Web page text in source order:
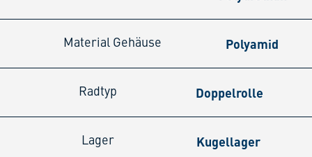
Material Gehäuse Polyamid
Radtyp Doppelrolle
Lager Kugellager